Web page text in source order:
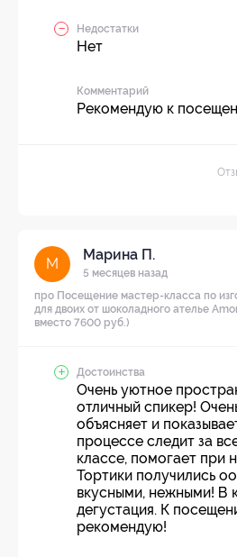
Недостатки
Нет
Комментарий
Рекомендую к
М
Марина П.
5 месяцев назад
про Посещение мастер-класса по
для двоих от шоколадного ателье
вместо 7600 руб.)
Достоинства
Очень уютное
отличный спикер!
объясняет и
процессе следит за
классе, помогает при
Тортики получились
вкусными, нежными! В
дегустация. К
рекомендую!